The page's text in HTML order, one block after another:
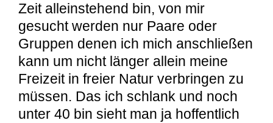
Zeit alleinstehend bin, von mir
gesucht werden nur Paare oder
Gruppen denen ich mich anschließen
kann um nicht länger allein meine
Freizeit in freier Natur verbringen zu
müssen. Das ich schlank und noch
unter 40 bin sieht man ja hoffentlich